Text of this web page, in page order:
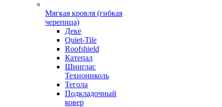
Мягкая кровля (гибкая
черепица)
Деке
Quiet-Tile
Roofshield
Катепал
Шинглас
Технониколь
Тегола
Подкладочный
ковер